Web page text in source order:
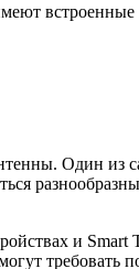
Один из
и
требовать